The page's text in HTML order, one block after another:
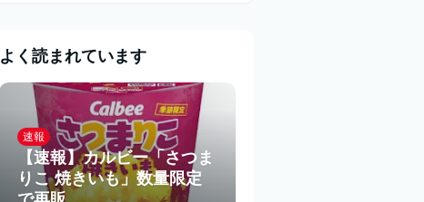
よく読まれています
速報
【速報】カルビー「さつま
りこ 焼きいも」数量限定